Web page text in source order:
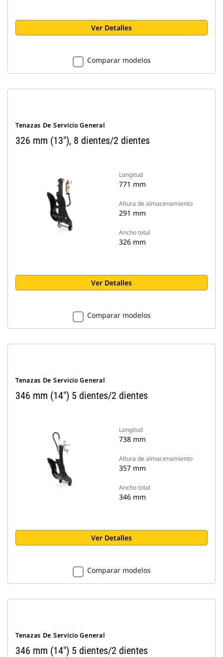
Ver Detalles
Comparar modelos
Tenazas De Servicio General
326 mm (13"), 8 dientes/2 dientes
Longitud
771 mm
Altura de almacenamiento
291 mm
Ancho total
326 mm
Ver Detalles
Comparar modelos
Tenazas De Servicio General
346 mm (14") 5 dientes/2 dientes
Longitud
738 mm
Altura de almacenamiento
357 mm
Ancho total
346 mm
Ver Detalles
Comparar modelos
Tenazas De Servicio General
346 mm (14") 5 dientes/2 dientes